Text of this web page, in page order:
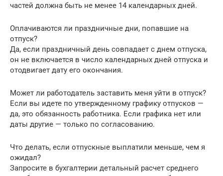
частей должна быть не менее 14 календарных дней.
Оплачиваются ли праздничные дни, попавшие на
отпуск?
Да, если праздничный день совпадает с днем отпуска,
он не включается в число календарных дней отпуска и
отодвигает дату его окончания.
Может ли работодатель заставить меня уйти в отпуск?
Если вы идете по утвержденному графику отпусков —
да, это обязанность работника. Если графика нет или
даты другие — только по согласованию.
Что делать, если отпускные выплатили меньше, чем я
ожидал?
Запросите в бухгалтерии детальный расчет среднего